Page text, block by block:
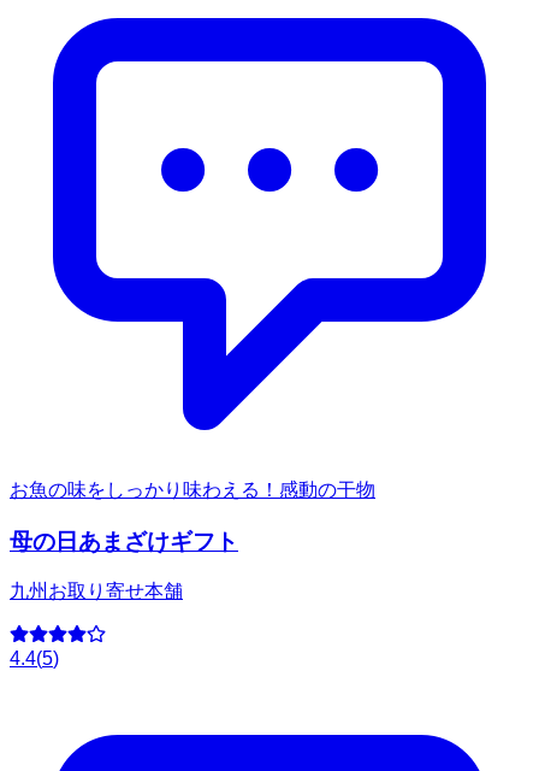
お魚の味をしっかり味わえる！感動の干物
母の日あまざけギフト
九州お取り寄せ本舗
4.4(5)